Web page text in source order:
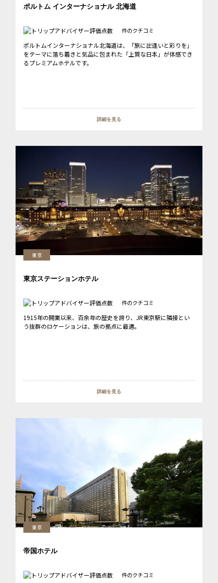
ポルトム インターナショナル 北海道
件のクチコミ
ポルトムインターナショナル北海道は、「旅に出逢いと彩りを」
をテーマに落ち着きと気品に包まれた「上質な日本」が体感でき
るプレミアムホテルです。
詳細を見る
東京
東京ステーションホテル
件のクチコミ
1915年の開業以来、百余年の歴史を誇り、JR東京駅に隣接とい
う抜群のロケーションは、旅の拠点に最適。
詳細を見る
東京
帝国ホテル
件のクチコミ